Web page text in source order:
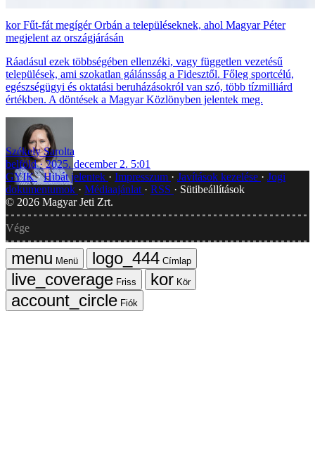
Fűt-fát megígér Orbán a településeknek, ahol Magyar Péter
megjelent az országjárásán
Ráadásul ezek többségében ellenzéki, vagy független vezetésű
települések, ami szokatlan gálánsság a Fidesztől. Főleg sportcélú,
egészségügyi és oktatási beruházásokról van szó, több tízmilliárd
értékben. A döntések a Magyar Közlönyben jelentek meg.
Székely Sarolta
belföld
2025. december 2. 5:01
GYIK Hibát jelentek Impresszum Javítások kezelése
Jogi
dokumentumok
Médiaajánlat RSS
Sütibeállítások
© 2026 Magyar Jeti Zrt.
Vége
Menü
Címlap
Friss
Kör
Fiók